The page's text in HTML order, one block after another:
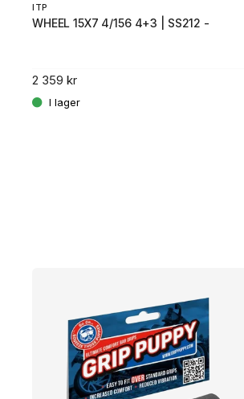
ITP
WHEEL 15X7 4/156 4+3 | SS212 -
2 359 kr